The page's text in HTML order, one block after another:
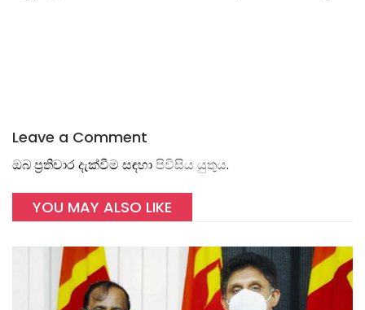
Leave a Comment
ඔබ ප්‍රතිචාර දැක්වීම සඳහාපිවිසිය යුතුය.
YOU MAY ALSO LIKE